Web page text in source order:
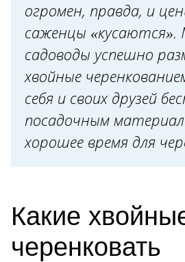
огромен, правда, и
саженцы «кусаются».
садоводы успешно
хвойные
себя и своих друзей
посадочным
хорошее время для
Какие
черенковать